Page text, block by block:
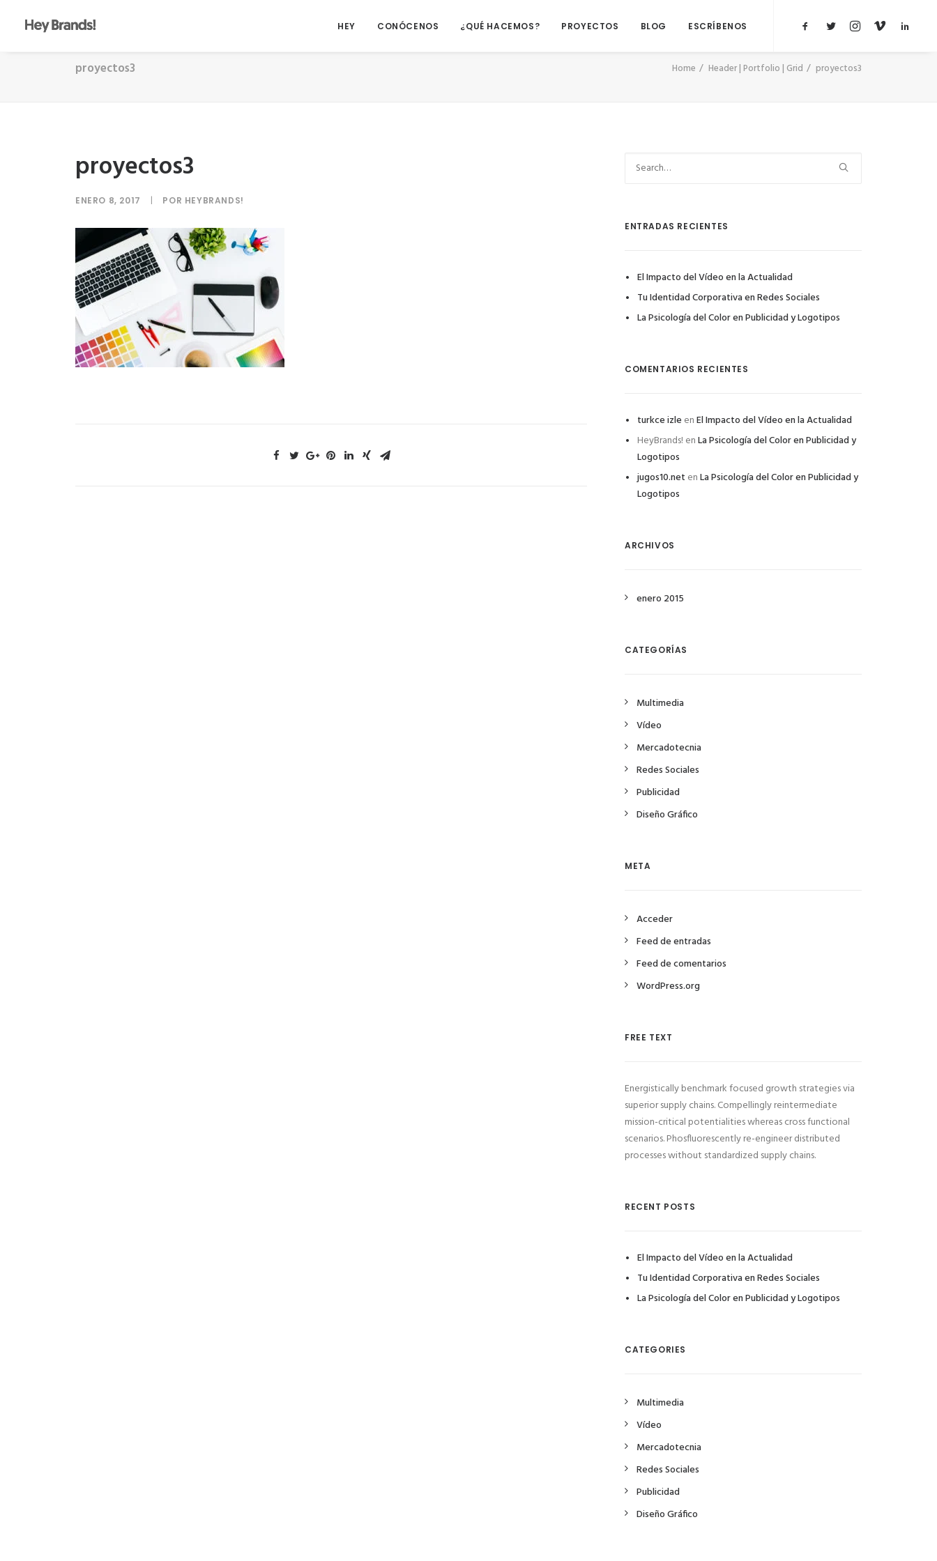
HEY CONÓCENOS ¿QUÉ HACEMOS? PROYECTOS BLOG ESCRÍBENOS
proyectos3 Home Header | Portfolio | Grid proyectos3
proyectos3
ENERO 8, 2017 | POR HEYBRANDS!
ENTRADAS RECIENTES
El Impacto del Vídeo en la Actualidad
Tu Identidad Corporativa en Redes Sociales
La Psicología del Color en Publicidad y Logotipos
COMENTARIOS RECIENTES
turkce izle enEl Impacto del Vídeo en la Actualidad
HeyBrands! enLa Psicología del Color en Publicidad y
Logotipos
jugos10.net enLa Psicología del Color en Publicidad y
Logotipos
ARCHIVOS
enero 2015
CATEGORÍAS
Multimedia
Vídeo
Mercadotecnia
Redes Sociales
Publicidad
Diseño Gráfico
META
Acceder
Feed de entradas
Feed de comentarios
WordPress.org
FREE TEXT
Energistically benchmark focused growth strategies via
superior supply chains. Compellingly reintermediate
mission-critical potentialities whereas cross functional
scenarios. Phosfluorescently re-engineer distributed
processes without standardized supply chains.
RECENT POSTS
El Impacto del Vídeo en la Actualidad
Tu Identidad Corporativa en Redes Sociales
La Psicología del Color en Publicidad y Logotipos
CATEGORIES
Multimedia
Vídeo
Mercadotecnia
Redes Sociales
Publicidad
Diseño Gráfico